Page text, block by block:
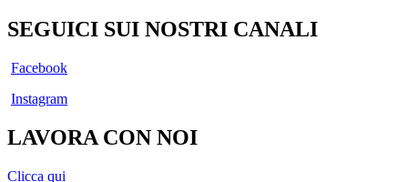
SEGUICI SUI NOSTRI CANALI
Facebook
Instagram
LAVORA CON NOI
Clicca qui